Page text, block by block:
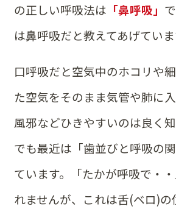
の正しい呼吸法は 「鼻呼吸」
は鼻呼吸だと教えてあげてい
口呼吸だと空気中のホコリや
た空気をそのまま気管や肺に
風邪などひきやすいのは良く知
でも最近は「歯並びと呼吸の
ています。「たかが呼吸で・
れませんが、これは舌(ベロ)